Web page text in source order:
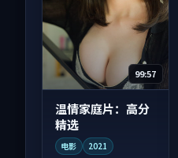
99:57
温情家庭片：高分
精选
电影 2021